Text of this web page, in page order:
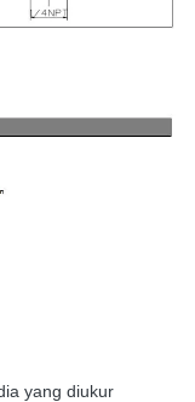
yang diukur